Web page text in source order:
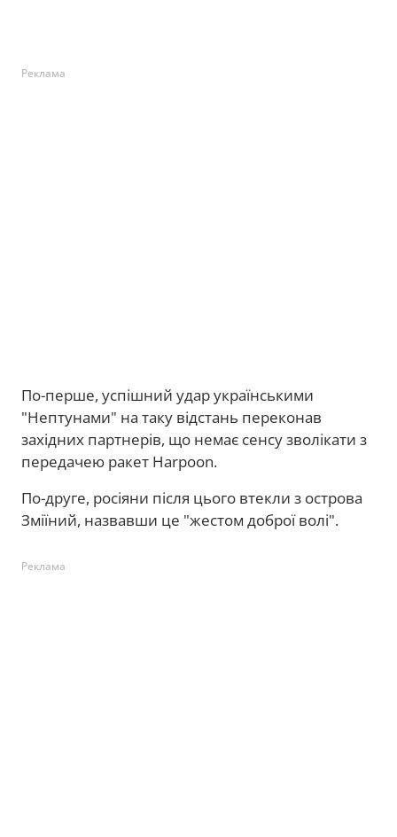
Реклама
По-перше, успішний удар українськими
"Нептунами" на таку відстань переконав
західних партнерів, що немає сенсу зволікати з
передачею ракет Harpoon.
По-друге, росіяни після цього втекли з острова
Зміїний, назвавши це "жестом доброї волі".
Реклама